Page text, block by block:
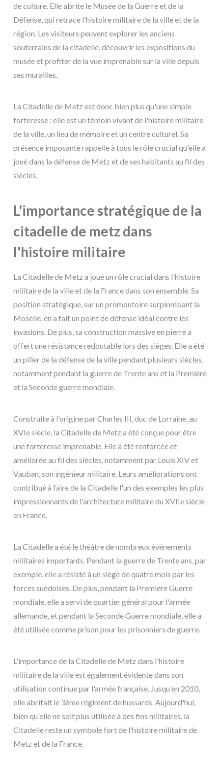
de culture. Elle abrite le Musée de la Guerre et de la
Défense, qui retrace l'histoire militaire de la ville et de la
région. Les visiteurs peuvent explorer les anciens
souterrains de la citadelle, découvrir les expositions du
musée et profiter de la vue imprenable sur la ville depuis
ses murailles.
La Citadelle de Metz est donc bien plus qu'une simple
forteresse : elle est un témoin vivant de l'histoire militaire
de la ville, un lieu de mémoire et un centre culturel. Sa
présence imposante rappelle à tous le rôle crucial qu'elle a
joué dans la défense de Metz et de ses habitants au fil des
siècles.
L'importance stratégique de la
citadelle de metz dans
l'histoire militaire
La Citadelle de Metz a joué un rôle crucial dans l'histoire
militaire de la ville et de la France dans son ensemble. Sa
position stratégique, sur un promontoire surplombant la
Moselle, en a fait un point de défense idéal contre les
invasions. De plus, sa construction massive en pierre a
offert une résistance redoutable lors des sièges. Elle a été
un pilier de la défense de la ville pendant plusieurs siècles,
notamment pendant la guerre de Trente ans et la Première
et la Seconde guerre mondiale.
Construite à l'origine par Charles III, duc de Lorraine, au
XVIe siècle, la Citadelle de Metz a été conçue pour être
une forteresse imprenable. Elle a été renforcée et
améliorée au fil des siècles, notamment par Louis XIV et
Vauban, son ingénieur militaire. Leurs améliorations ont
contribué à faire de la Citadelle l'un des exemples les plus
impressionnants de l'architecture militaire du XVIIe siècle
en France.
La Citadelle a été le théâtre de nombreux événements
militaires importants. Pendant la guerre de Trente ans, par
exemple, elle a résisté à un siège de quatre mois par les
forces suédoises. De plus, pendant la Première Guerre
mondiale, elle a servi de quartier général pour l'armée
allemande, et pendant la Seconde Guerre mondiale, elle a
été utilisée comme prison pour les prisonniers de guerre.
L'importance de la Citadelle de Metz dans l'histoire
militaire de la ville est également évidente dans son
utilisation continue par l'armée française. Jusqu'en 2010,
elle abritait le 3ème régiment de hussards. Aujourd'hui,
bien qu'elle ne soit plus utilisée à des fins militaires, la
Citadelle reste un symbole fort de l'histoire militaire de
Metz et de la France.